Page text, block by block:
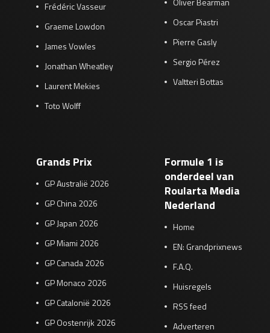
Frédéric Vasseur
Graeme Lowdon
James Vowles
Jonathan Wheatley
Laurent Mekies
Toto Wolff
Oscar Piastri
Pierre Gasly
Sergio Pérez
Valtteri Bottas
Grands Prix
GP Australië 2026
GP China 2026
GP Japan 2026
GP Miami 2026
GP Canada 2026
GP Monaco 2026
GP Catalonië 2026
GP Oostenrijk 2026
Formule 1 is
onderdeel van
Roularta Media
Nederland
Home
EN: Grandprixnews
F.A.Q.
Huisregels
RSS feed
Adverteren